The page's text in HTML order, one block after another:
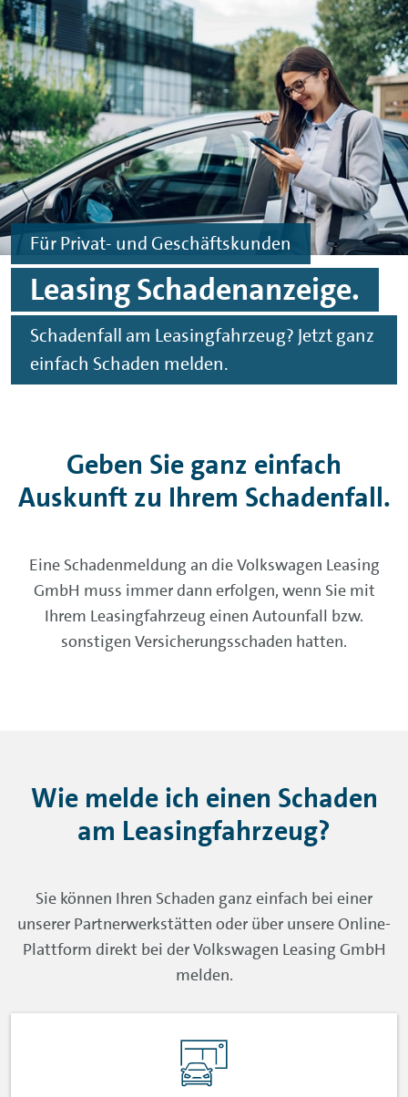
Zum Hauptinhalt springen
Zur Fußzeile springen
Für Privat- und Geschäftskunden
Leasing Schadenanzeige.
Schadenfall am Leasingfahrzeug? Jetzt ganz
einfach Schaden melden.
Geben Sie ganz einfach
Auskunft zu Ihrem Schadenfall.
Eine Schadenmeldung an die Volkswagen Leasing
GmbH muss immer dann erfolgen, wenn Sie mit
Ihrem Leasingfahrzeug einen Autounfall bzw.
sonstigen Versicherungsschaden hatten.
Wie melde ich einen Schaden
am Leasingfahrzeug?
Sie können Ihren Schaden ganz einfach bei einer
unserer Partnerwerkstätten oder über unsere Online-
Plattform direkt bei der Volkswagen Leasing GmbH
melden.